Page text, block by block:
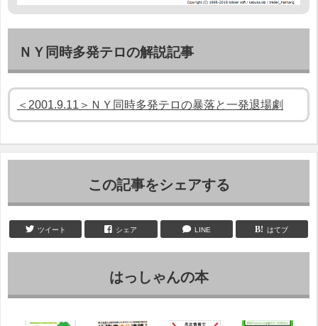
ＮＹ同時多発テロの解説記事
＜2001.9.11＞ＮＹ同時多発テロの暴落と一発退場劇
この記事をシェアする
ツイート シェア LINE はてブ
はっしゃんの本